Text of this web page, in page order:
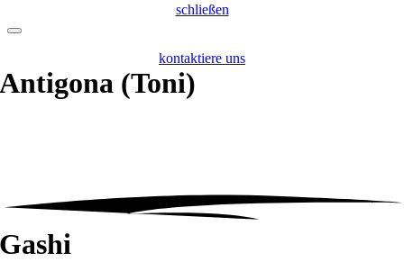
schließen
kontaktiere uns
Antigona (Toni)
Gashi